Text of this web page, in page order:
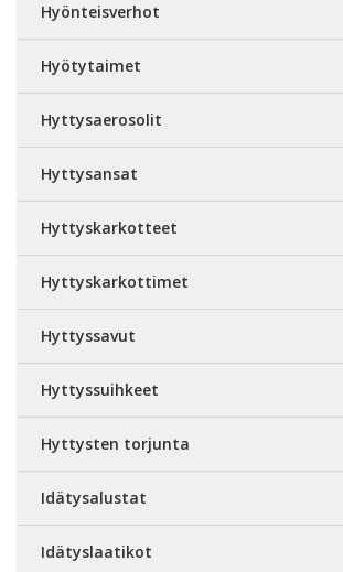
Hyönteisverhot
Hyötytaimet
Hyttysaerosolit
Hyttysansat
Hyttyskarkotteet
Hyttyskarkottimet
Hyttyssavut
Hyttyssuihkeet
Hyttysten torjunta
Idätysalustat
Idätyslaatikot